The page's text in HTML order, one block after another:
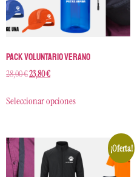
Pack Voluntario Verano
28,00€23,80€
Seleccionar opciones
¡Oferta!